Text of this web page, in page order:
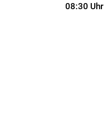
08:30 Uhr